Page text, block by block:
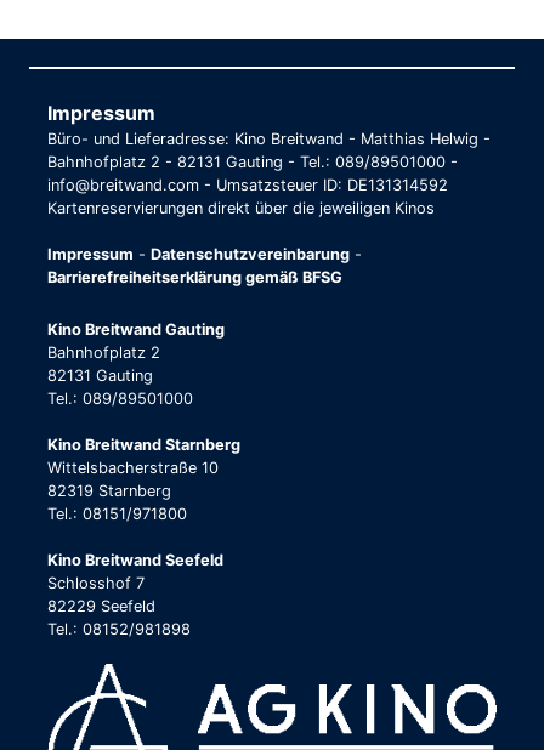
Impressum
Büro- und Lieferadresse: Kino Breitwand - Matthias Helwig -
Bahnhofplatz 2 - 82131 Gauting - Tel.: 089/89501000 -
info@breitwand.com - Umsatzsteuer ID: DE131314592
Kartenreservierungen direkt über die jeweiligen Kinos
Impressum - Datenschutzvereinbarung -
Barrierefreiheitserklärung gemäß BFSG
Kino Breitwand Gauting
Bahnhofplatz 2
82131 Gauting
Tel.: 089/89501000
Kino Breitwand Starnberg
Wittelsbacherstraße 10
82319 Starnberg
Tel.: 08151/971800
Kino Breitwand Seefeld
Schlosshof 7
82229 Seefeld
Tel.: 08152/981898